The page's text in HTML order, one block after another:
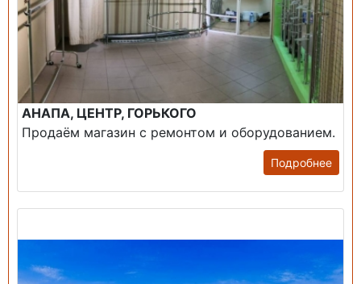
АНАПА, ЦЕНТР, ГОРЬКОГО
Продаём магазин с ремонтом и оборудованием.
Подробнее